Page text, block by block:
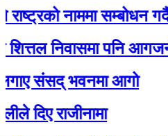
नाममा सम्बोधन गर्दै
निवासमा पनि आगजनी
भवनमा आगो
राजीनामा